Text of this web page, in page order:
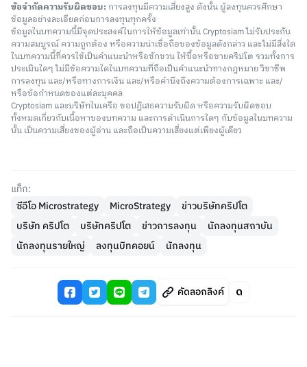
ข้อจำกัดความรับผิดชอบ: การลงทุนมีความเสี่ยงสูง ดังนั้น ผู้ลงทุนควรศึกษา
ข้อมูลอย่างละเอียดก่อนการลงทุนทุกครั้ง
ข้อมูลในบทความนี้มีจุดประสงค์ในการให้ข้อมูลเท่านั้น Cryptosiam ไม่รับประกัน
ความสมบูรณ์ ความถูกต้อง หรือความน่าเชื่อถือของข้อมูลดังกล่าว และไม่มีสิ่งใด
ในบทความนี้ที่ควรใช้เป็นคำแนะนำหรือชักชวน ให้ซื้อหรือขายคริปโต รวมทั้งการ
ประเมินใดๆ ไม่มีข้อความใดในบทความที่ถือเป็นคำแนะนำทางกฎหมาย วิชาชีพ
การลงทุน และ/หรือทางการเงิน และ/หรือคำนึงถึงความต้องการเฉพาะ และ/
หรือข้อกำหนดของแต่ละบุคคล
Cryptosiam และบริษัทในเครือ ขอปฏิเสธความรับผิด หรือความรับผิดชอบ
ทั้งหมดเกี่ยวกับเนื้อหาของบทความ และการดำเนินการใดๆ กับข้อมูลในบทความ
นั้น เป็นความเสี่ยงของผู้อ่าน และถือเป็นความเสี่ยงแต่เพียงผู้เดียว
แท็ก:
ซีอีโอ Microstrategy
MicroStrategy
ข่าวบริษัทคริปโต
บริษัท คริปโต
บริษัทคริปโต ข่าวการลงทุน
นักลงทุนสถาบัน
นักลงทุนรายใหญ่
ลงทุนบิทคอยน์ นักลงทุน
คัดลอกลิงค์